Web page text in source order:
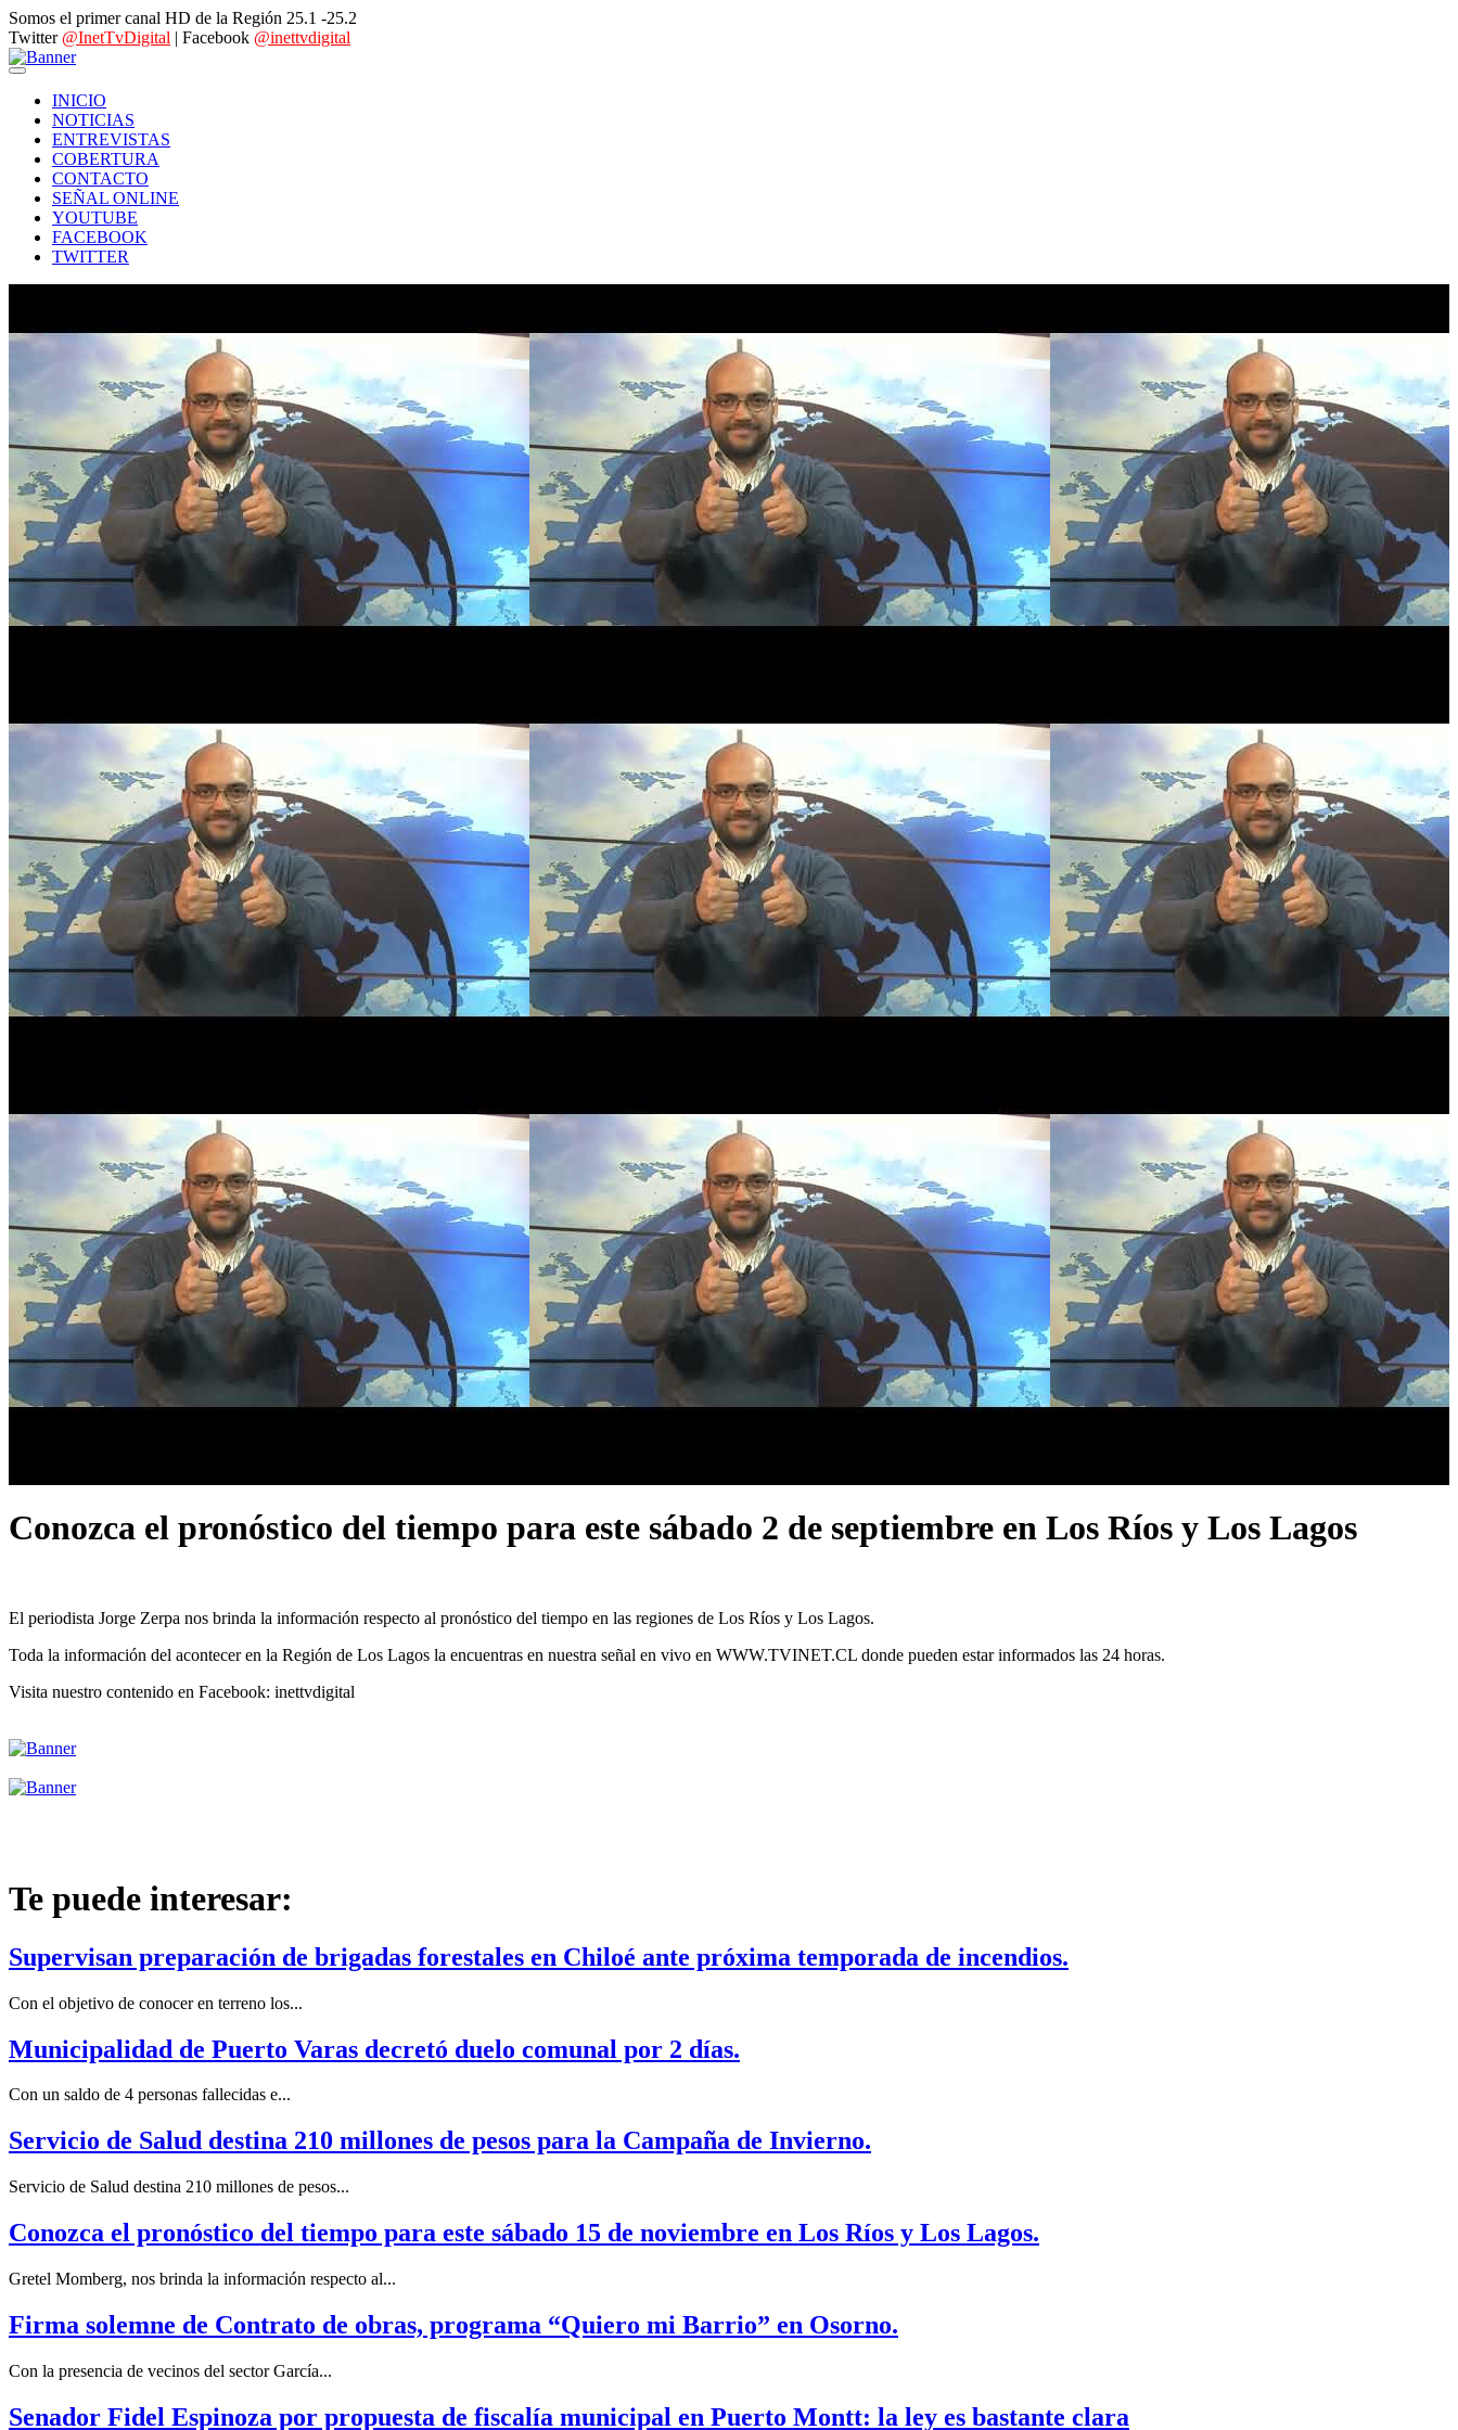
Somos el primer canal HD de la Región 25.1 -25.2
Twitter @InetTvDigital | Facebook @inettvdigital
INICIO
NOTICIAS
ENTREVISTAS
COBERTURA
CONTACTO
SEÑAL ONLINE
YOUTUBE
FACEBOOK
TWITTER
Conozca el pronóstico del tiempo para este sábado 2 de septiembre en Los Ríos y Los Lagos
El periodista Jorge Zerpa nos brinda la información respecto al pronóstico del tiempo en las regiones de Los Ríos y Los Lagos.
Toda la información del acontecer en la Región de Los Lagos la encuentras en nuestra señal en vivo en WWW.TVINET.CL donde pueden estar informados las 24 horas.
Visita nuestro contenido en Facebook: inettvdigital
Te puede interesar:
Supervisan preparación de brigadas forestales en Chiloé ante próxima temporada de incendios.
Con el objetivo de conocer en terreno los...
Municipalidad de Puerto Varas decretó duelo comunal por 2 días.
Con un saldo de 4 personas fallecidas e...
Servicio de Salud destina 210 millones de pesos para la Campaña de Invierno.
Servicio de Salud destina 210 millones de pesos...
Conozca el pronóstico del tiempo para este sábado 15 de noviembre en Los Ríos y Los Lagos.
Gretel Momberg, nos brinda la información respecto al...
Firma solemne de Contrato de obras, programa “Quiero mi Barrio” en Osorno.
Con la presencia de vecinos del sector García...
Senador Fidel Espinoza por propuesta de fiscalía municipal en Puerto Montt: la ley es bastante clara